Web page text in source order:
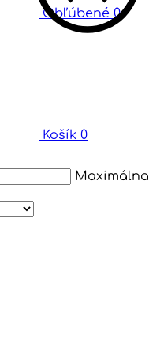
Obľúbené 0
Košík 0